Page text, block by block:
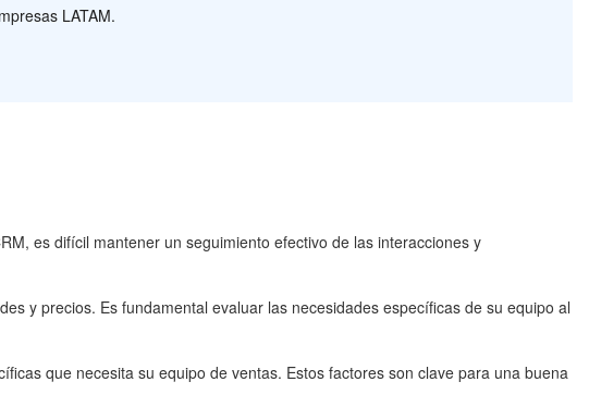
LATAM.
es difícil mantener un seguimiento efectivo de las interacciones y
y precios. Es fundamental evaluar las necesidades específicas de su equipo al
que necesita su equipo de ventas. Estos factores son clave para una buena